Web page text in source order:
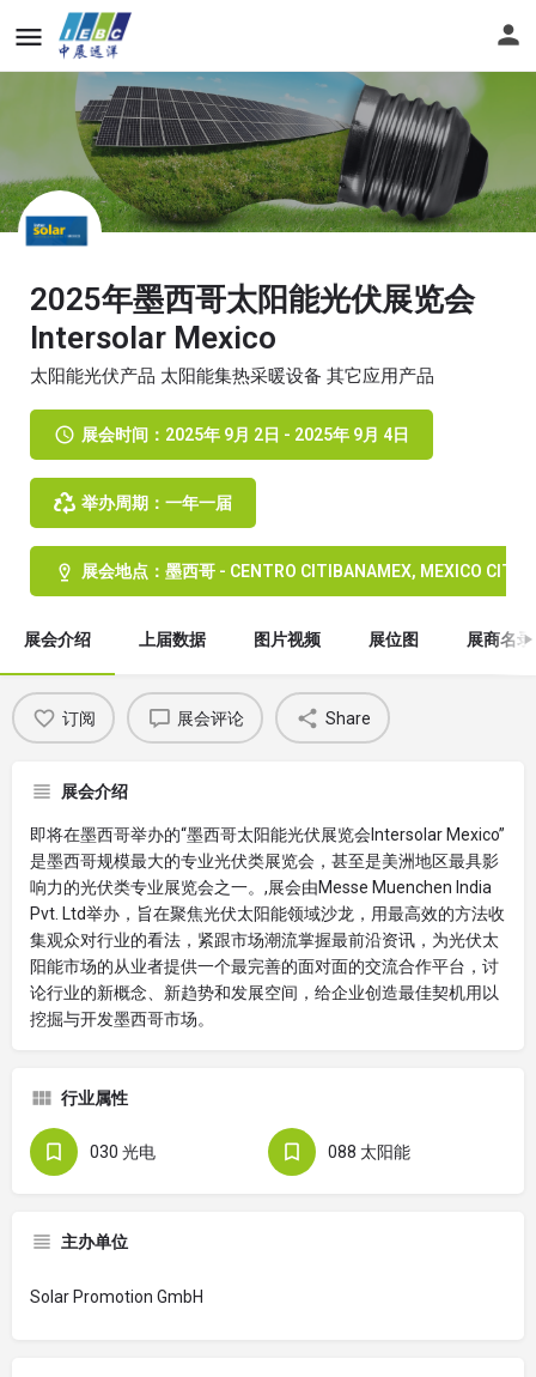
2025年墨西哥太阳能光伏展览会
Intersolar Mexico
太阳能光伏产品 太阳能集热采暖设备 其它应用产品
展会时间：2025年 9月 2日 - 2025年 9月 4日
举办周期：一年一届
展会地点：墨西哥 - CENTRO CITIBANAMEX, MEXICO CITY
展会介绍 上届数据 图片视频 展位图 展商名录
订阅 展会评论 Share
展会介绍
即将在墨西哥举办的“墨西哥太阳能光伏展览会Intersolar Mexico”
是墨西哥规模最大的专业光伏类展览会，甚至是美洲地区最具影
响力的光伏类专业展览会之一。,展会由Messe Muenchen India
Pvt. Ltd举办，旨在聚焦光伏太阳能领域沙龙，用最高效的方法收
集观众对行业的看法，紧跟市场潮流掌握最前沿资讯，为光伏太
阳能市场的从业者提供一个最完善的面对面的交流合作平台，讨
论行业的新概念、新趋势和发展空间，给企业创造最佳契机用以
挖掘与开发墨西哥市场。
行业属性
030 光电 088 太阳能
主办单位
Solar Promotion GmbH